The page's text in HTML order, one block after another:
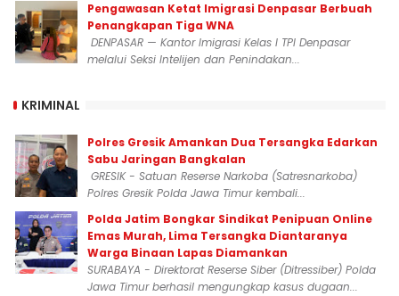
Pengawasan Ketat Imigrasi Denpasar Berbuah
Penangkapan Tiga WNA
DENPASAR — Kantor Imigrasi Kelas I TPI Denpasar
melalui Seksi Intelijen dan Penindakan...
KRIMINAL
Polres Gresik Amankan Dua Tersangka Edarkan
Sabu Jaringan Bangkalan
GRESIK - Satuan Reserse Narkoba (Satresnarkoba)
Polres Gresik Polda Jawa Timur kembali...
Polda Jatim Bongkar Sindikat Penipuan Online
Emas Murah, Lima Tersangka Diantaranya
Warga Binaan Lapas Diamankan
SURABAYA - Direktorat Reserse Siber (Ditressiber) Polda
Jawa Timur berhasil mengungkap kasus dugaan...